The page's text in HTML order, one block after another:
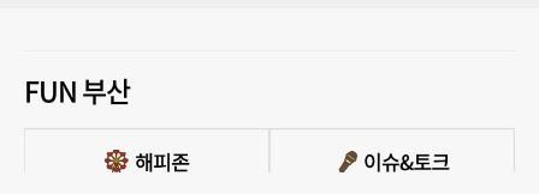
FUN 부산